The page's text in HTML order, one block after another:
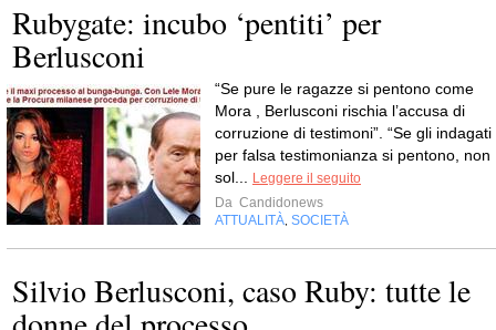
Rubygate: incubo ‘pentiti’ per
Berlusconi
“Se pure le ragazze si pentono come
Mora , Berlusconi rischia l’accusa di
corruzione di testimoni”. “Se gli indagati
per falsa testimonianza si pentono, non
sol...
Leggere il seguito
Da Candidonews
ATTUALITÀ SOCIETÀ
Silvio Berlusconi, caso Ruby: tutte le